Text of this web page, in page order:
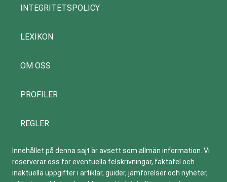
INTEGRITETSPOLICY
LEXIKON
OM OSS
PROFILER
REGLER
Innehållet på denna sajt är avsett som allmän information. Vi
reserverar oss för eventuella felskrivningar, faktafel och
inaktuella uppgifter i artiklar, guider, jämförelser och nyheter,